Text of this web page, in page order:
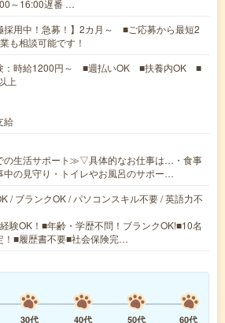
～16:00遅番 …
採用中！急募！】2カ月～ ■ご応募から最短2
も相談可能です！
：時給1200円～ ■週払いOK ■扶養内OK ■
上
給
の生活サポート≫▽具体的なお仕事は…・食事
中の見守り・トイレやお風呂のサポー…
/ ブランクOK / パソコンスキル不要 / 英語力不
験OK！■年齢・学歴不問！ブランクOK!■10名
！■履歴書不要■社会保険完…
30代 40代 50代
60代